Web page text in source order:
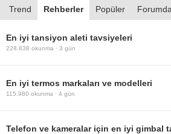
Trend Rehberler Popüler
En iyi tansiyon aleti tavsiyeleri
228.838 okunma · 3 gün
En iyi termos markaları ve modelleri
115.980 okunma · 4 gün
Telefon ve kameralar için en iyi gimbal